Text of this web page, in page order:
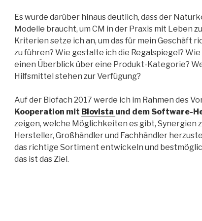
Es wurde darüber hinaus deutlich, dass der
Modelle braucht, um CM in der Praxis mit Leben
Kriterien setze ich an, um das für mein Geschäft
zu führen? Wie gestalte ich die Regalspiegel?
einen Überblick über eine Produkt-Kategorie?
Hilfsmittel stehen zur Verfügung?
Auf der Biofach 2017 werde ich im Rahmen des
Kooperation mit Biovista und dem Software-
zeigen, welche Möglichkeiten es gibt, Synergien
Hersteller, Großhändler und Fachhändler
das richtige Sortiment entwickeln und
das ist das Ziel.